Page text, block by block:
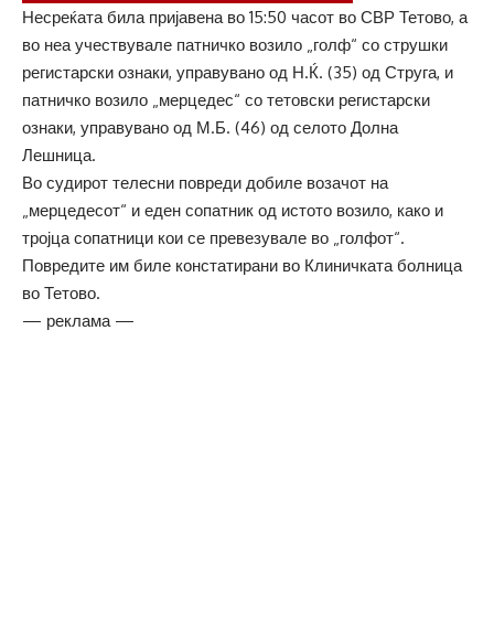
Несреќата била пријавена во 15:50 часот во СВР Тетово, а
во неа учествувале патничко возило „голф“ со струшки
регистарски ознаки, управувано од Н.Ќ. (35) од Струга, и
патничко возило „мерцедес“ со тетовски регистарски
ознаки, управувано од М.Б. (46) од селото Долна
Лешница.
Во судирот телесни повреди добиле возачот на
„мерцедесот“ и еден сопатник од истото возило, како и
тројца сопатници кои се превезувале во „голфот“.
Повредите им биле констатирани во Клиничката болница
во Тетово.
— реклама —